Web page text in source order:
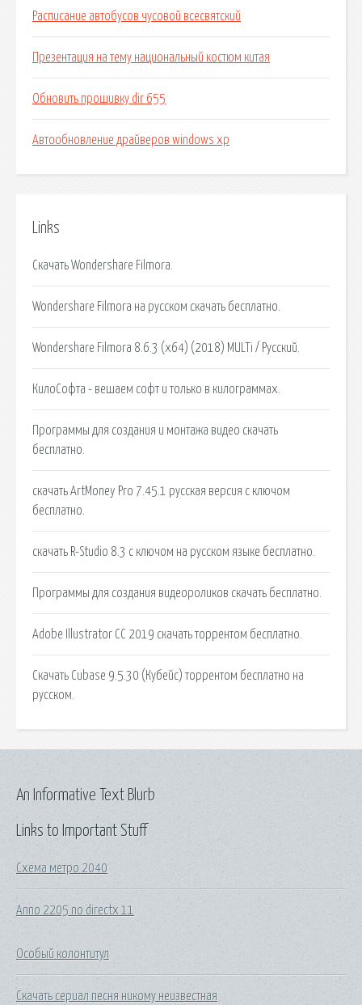
Расписание автобусов чусовой всесвятский
Презентация на тему национальный костюм китая
Обновить прошивку dir 655
Автообновление драйверов windows xp
Links
Скачать Wondershare Filmora.
Wondershare Filmora на русском скачать бесплатно.
Wondershare Filmora 8.6.3 (x64) (2018) MULTi / Русский.
КилоСофта - вешаем софт и только в килограммах.
Программы для создания и монтажа видео скачать
бесплатно.
скачать ArtMoney Pro 7.45.1 русская версия c ключом
бесплатно.
скачать R-Studio 8.3 с ключом на русском языке бесплатно.
Программы для создания видеороликов скачать бесплатно.
Adobe Illustrator CC 2019 скачать торрентом бесплатно.
Скачать Cubase 9.5.30 (Кубейс) торрентом бесплатно на
русском.
Links to Important Stuff
Схема метро 2040
Anno 2205 no directx 11
Особый колонтитул
Скачать сериал песня никому неизвестная
An Informative Text Blurb